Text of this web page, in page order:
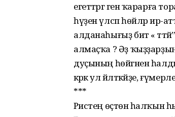
егеттәргә генә
һүҙен үлсәп һөйләр ир-
алданаһығыҙ бит «
алмаҫҡа ? Әҙ
дуҫының һөйгәнен
кәрәк ул йәлтәкәйҙе,
***
Рәистең өҫтөнә